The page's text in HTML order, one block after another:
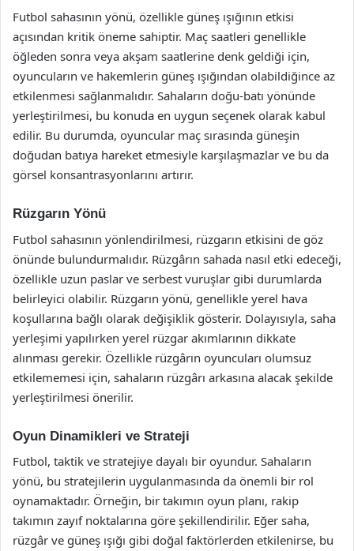
Futbol sahasının yönü, özellikle güneş ışığının etkisi
açısından kritik öneme sahiptir. Maç saatleri genellikle
öğleden sonra veya akşam saatlerine denk geldiği için,
oyuncuların ve hakemlerin güneş ışığından olabildiğince az
etkilenmesi sağlanmalıdır. Sahaların doğu-batı yönünde
yerleştirilmesi, bu konuda en uygun seçenek olarak kabul
edilir. Bu durumda, oyuncular maç sırasında güneşin
doğudan batıya hareket etmesiyle karşılaşmazlar ve bu da
görsel konsantrasyonlarını artırır.
Rüzgarın Yönü
Futbol sahasının yönlendirilmesi, rüzgarın etkisini de göz
önünde bulundurmalıdır. Rüzgârın sahada nasıl etki edeceği,
özellikle uzun paslar ve serbest vuruşlar gibi durumlarda
belirleyici olabilir. Rüzgarın yönü, genellikle yerel hava
koşullarına bağlı olarak değişiklik gösterir. Dolayısıyla, saha
yerleşimi yapılırken yerel rüzgar akımlarının dikkate
alınması gerekir. Özellikle rüzgârın oyuncuları olumsuz
etkilememesi için, sahaların rüzgârı arkasına alacak şekilde
yerleştirilmesi önerilir.
Oyun Dinamikleri ve Strateji
Futbol, taktik ve stratejiye dayalı bir oyundur. Sahaların
yönü, bu stratejilerin uygulanmasında da önemli bir rol
oynamaktadır. Örneğin, bir takımın oyun planı, rakip
takımın zayıf noktalarına göre şekillendirilir. Eğer saha,
rüzgâr ve güneş ışığı gibi doğal faktörlerden etkilenirse, bu